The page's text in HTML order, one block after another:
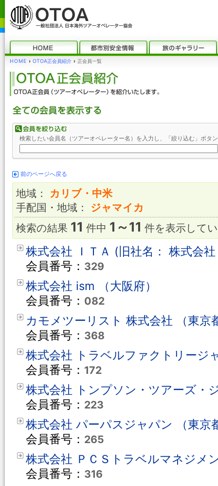
HOME › OTOA正会員紹介 › 正会員一覧
検索したい会員名（ツアーオペレーター名）を入力し、「絞り込む」ボタ
前のページへ戻る
地域： カリブ・中米
手配国・地域： ジャマイカ
検索の結果 11 件中 1～11 件を表示して
株式会社 ＩＴＡ (旧社名： 株式会
会員番号： 329
株式会社 ism （大阪府）
会員番号： 082
カモメツーリスト 株式会社 （東京
会員番号： 368
株式会社 トラベルファクトリージ
会員番号： 172
株式会社 トンプソン・ツアーズ・
会員番号： 223
株式会社 パーパスジャパン （東京
会員番号： 265
株式会社 ＰＣＳトラベルマネジメ
会員番号： 316